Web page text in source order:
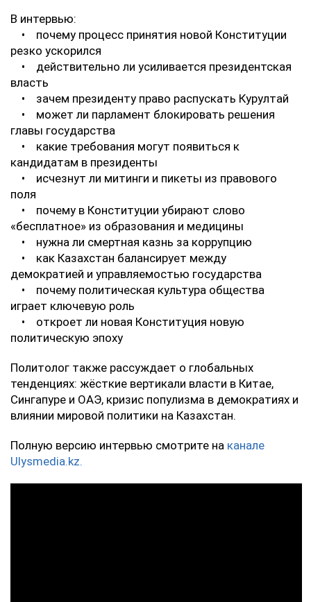
В интервью:
• почему процесс принятия новой Конституции
резко ускорился
• действительно ли усиливается президентская
власть
• зачем президенту право распускать Курултай
• может ли парламент блокировать решения
главы государства
• какие требования могут появиться к
кандидатам в президенты
• исчезнут ли митинги и пикеты из правового
поля
• почему в Конституции убирают слово
«бесплатное» из образования и медицины
• нужна ли смертная казнь за коррупцию
• как Казахстан балансирует между
демократией и управляемостью государства
• почему политическая культура общества
играет ключевую роль
• откроет ли новая Конституция новую
политическую эпоху
Политолог также рассуждает о глобальных
тенденциях: жёсткие вертикали власти в Китае,
Сингапуре и ОАЭ, кризис популизма в демократиях и
влиянии мировой политики на Казахстан.
Полную версию интервью смотрите на канале
Ulysmedia.kz.